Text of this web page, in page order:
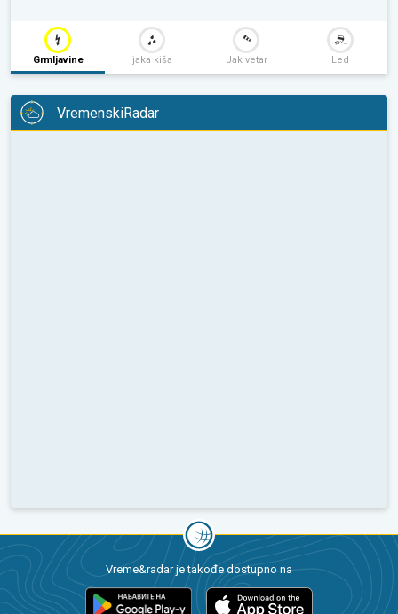
Grmljavine jaka kiša Jak vetar Led
VremenskiRadar
Vreme&radar je takođe dostupno na